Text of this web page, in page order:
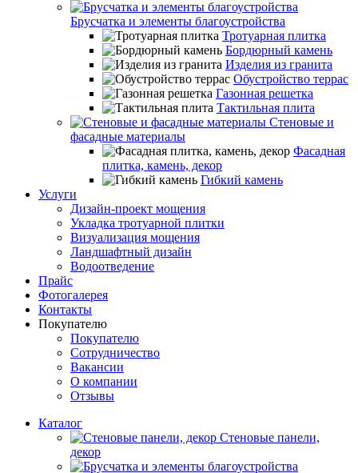
Брусчатка и элементы благоустройства
Тротуарная плитка
Бордюрный камень
Изделия из гранита
Обустройство террас
Газонная решетка
Тактильная плита
Стеновые и
фасадные материалы
Фасадная
плитка, камень, декор
Гибкий камень
Услуги
Дизайн-проект мощения
Укладка тротуарной плитки
Визуализация мощения
Ландшафтный дизайн
Водоотведение
Прайс
Фотогалерея
Контакты
Покупателю
Покупателю
Сотрудничество
Вакансии
О компании
Отзывы
Каталог
Стеновые панели,
декор